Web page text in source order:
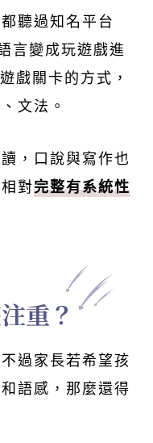
聽過知名平台
言變成玩遊戲進
戲關卡的方式，
文法。
，口說與寫作也
對完整有系統性
重？
過家長若希望孩
語感，那麼還得